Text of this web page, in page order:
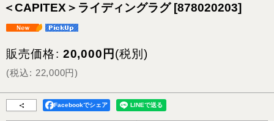
＜CAPITEX＞ライディングラグ [878020203]
販売価格: 20,000 円 (税別)
(税込: 22,000円)
Facebookでシェア